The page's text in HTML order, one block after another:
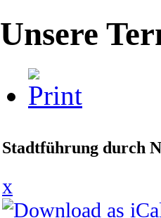
Unsere
Stadtführung durch
x